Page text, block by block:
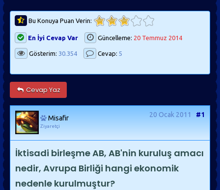
Bu Konuya Puan Verin:
En İyi Cevap Var Güncelleme: 20 Temmuz 2014
Gösterim: 30.354 Cevap: 5
Cevap Yaz
Misafir
Ziyaretçi
20 Ocak 2011 #1
İktisadi birleşme AB, AB'nin kuruluş amacı
nedir, Avrupa Birliği hangi ekonomik
nedenle kurulmuştur?